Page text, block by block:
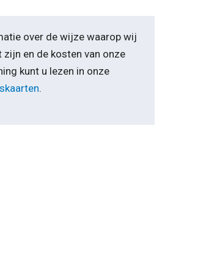
over de wijze waarop wij
zijn en de kosten van onze
kunt u lezen in onze
.